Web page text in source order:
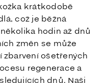
krátkodobě
což je běžná
hodin až dnů
změn se může
ošetřených
regenerace a